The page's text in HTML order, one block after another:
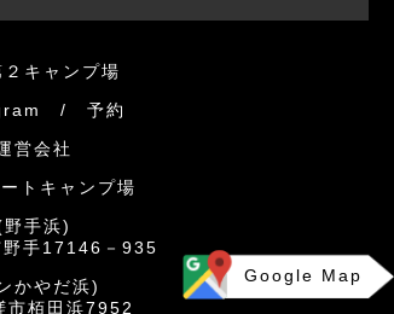
２キャンプ場
/ 予約
営会社
トキャンプ場
手浜)
手17146－935
かやだ浜)
栢田浜7952
Google Map